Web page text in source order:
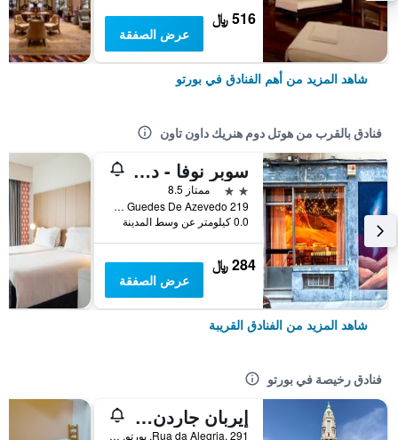
516 ﷼
عرض الصفقة
شاهد المزيد من أهم الفنادق في بورتو
فنادق بالقرب من هوتل دوم هنريك داون تاون
سوبر نوفا - دار ضيافة
2 نجمتين
ممتاز 8.5
Rua Guedes De Azevedo 219, بورتو, محافظة بورتو, البرتغال
0.0 كيلومتر عن وسط المدينة
284 ﷼
عرض الصفقة
شاهد المزيد من الفنادق القريبة
فنادق رخيصة في بورتو
إيربان جاردن بورتو سنترال هوستل
Rua da Alegria, 291, بورتو, محافظة بورتو, البرتغال